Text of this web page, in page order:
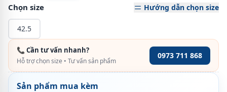
Chọn size Hướng dẫn chọn size
42.5
📞 Cần tư vấn nhanh?
Hỗ trợ chọn size • Tư vấn sản phẩm
0973 711 868
Sản phẩm mua kèm